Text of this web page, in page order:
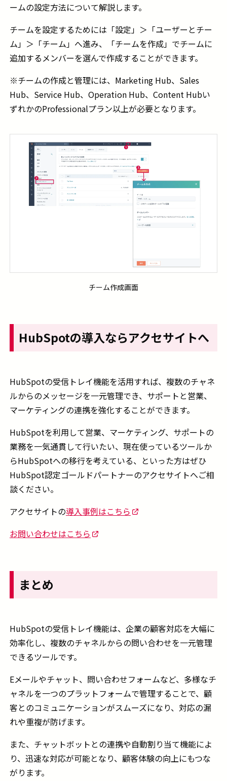
ームの設定方法について解説します。
チームを設定するためには「設定」＞「ユーザーとチー
ム」＞「チーム」へ進み、「チームを作成」でチームに
追加するメンバーを選んで作成することができます。
※チームの作成と管理には、Marketing Hub、Sales
Hub、Service Hub、Operation Hub、Content Hubい
ずれかのProfessionalプラン以上が必要となります。
チーム作成画面
HubSpotの導入ならアクセサイトへ
HubSpotの受信トレイ機能を活用すれば、複数のチャネ
ルからのメッセージを一元管理でき、サポートと営業、
マーケティングの連携を強化することができます。
HubSpotを利用して営業、マーケティング、サポートの
業務を一気通貫して行いたい、現在使っているツールか
らHubSpotへの移行を考えている、といった方はぜひ
HubSpot認定ゴールドパートナーのアクセサイトへご相
談ください。
アクセサイトの導入事例はこちら
お問い合わせはこちら
まとめ
HubSpotの受信トレイ機能は、企業の顧客対応を大幅に
効率化し、複数のチャネルからの問い合わせを一元管理
できるツールです。
Eメールやチャット、問い合わせフォームなど、多様なチ
ャネルを一つのプラットフォームで管理することで、顧
客とのコミュニケーションがスムーズになり、対応の漏
れや重複が防げます。
また、チャットボットとの連携や自動割り当て機能によ
り、迅速な対応が可能となり、顧客体験の向上にもつな
がります。